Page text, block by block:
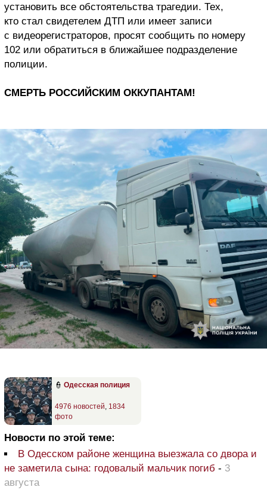
установить все обстоятельства трагедии. Тех,
кто стал свидетелем ДТП или имеет записи
с видеорегистраторов, просят сообщить по номеру
102 или обратиться в ближайшее подразделение
полиции.
СМЕРТЬ РОССИЙСКИМ ОККУПАНТАМ!
👮 Одесская полиция
4976 новостей, 1834
фото
Новости по этой теме:
В Одесском районе женщина выезжала со двора и
не заметила сына: годовалый мальчик погиб - 3
августа